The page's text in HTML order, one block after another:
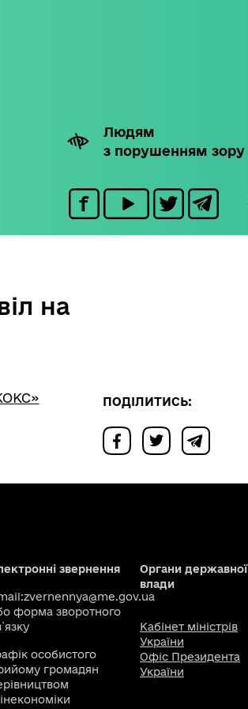
Людям
з порушенням зору
на
ПОДІЛИТИСЬ:
звернення
zvernennya@me.gov.ua
форма зворотного
особистого
громадян
Органи державної
влади
Кабінет міністрів
України
Офіс Президента
України